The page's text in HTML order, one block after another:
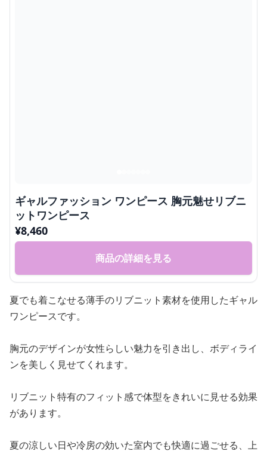
ギャルファッション ワンピース 胸元魅せリブニ
ットワンピース
¥8,460
商品の詳細を見る
夏でも着こなせる薄手のリブニット素材を使用したギャル
ワンピースです。
胸元のデザインが女性らしい魅力を引き出し、ボディライ
ンを美しく見せてくれます。
リブニット特有のフィット感で体型をきれいに見せる効果
があります。
夏の涼しい日や冷房の効いた室内でも快適に過ごせる、上